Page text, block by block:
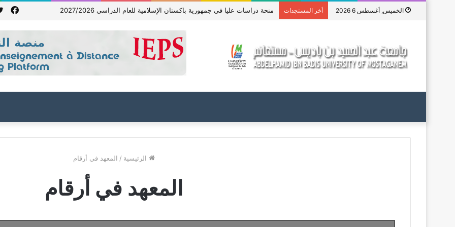
الخميس, أغسطس 6 2026 أخر المستجدات منحة دراسات عليا في جمهورية باكستان الإسلامية للعام الدراسي 2027/2026
الرئيسية / المعهد في أرقام
المعهد في أرقام